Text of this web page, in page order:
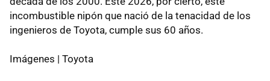
incombustible nipón que nació de la tenacidad de los
ingenieros de Toyota, cumple sus 60 años.
Imágenes | Toyota